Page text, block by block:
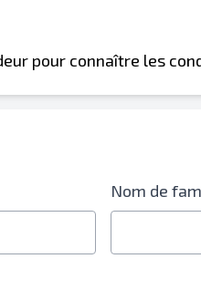
pour connaître les
Nom de